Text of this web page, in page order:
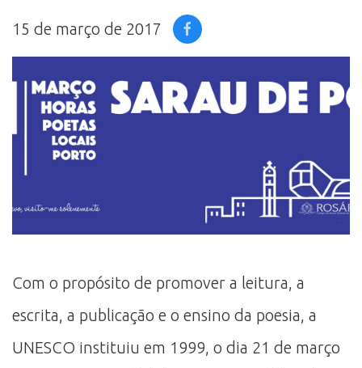
15 de março de 2017
Com o propósito de promover a leitura, a
escrita, a publicação e o ensino da poesia, a
UNESCO instituiu em 1999, o dia 21 de março